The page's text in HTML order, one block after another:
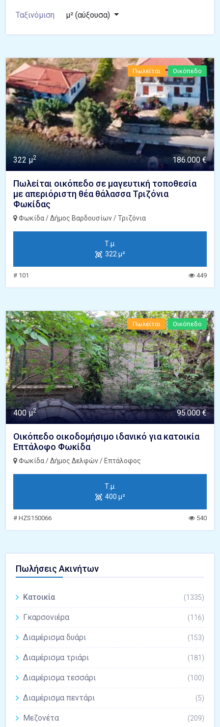
Ταξινόμιση μ² (αύξουσα)
Πωλείται Οικόπεδο
322 μ2 186.000 €
Πωλείται οικόπεδο σε μαγευτική τοποθεσία
με απεριόριστη θέα θάλασσα Τριζόνια
Φωκίδας
Φωκίδα / Δήμος Βαρδουσίων / Τριζόνια
Τ.μ.
322 μ²
# 101 449
Πωλείται Οικόπεδο
400 μ2 95.000 €
Οικόπεδο οικοδομήσιμο ιδανικό για κατοικία
Επτάλοφο Φωκίδα
Φωκίδα / Δήμος Δελφών / Επτάλοφος
Τ.μ.
400 μ²
# HZS150066 540
Πωλήσεις Ακινήτων
Κατοικία (1335)
Γκαρσονιέρα (116)
Διαμέρισμα δυάρι (153)
Διαμέρισμα τριάρι (181)
Διαμέρισμα τεσσάρι (100)
Διαμέρισμα πεντάρι (5)
Μεζονέτα (209)